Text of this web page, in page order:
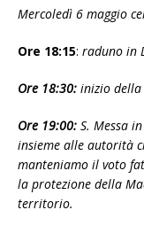
Mercoledì 6 maggio
Ore 18:15: raduno in
Ore 18:30: inizio della
Ore 19:00: S. Messa
insieme alle autorità
manteniamo il voto
la protezione della
territorio.